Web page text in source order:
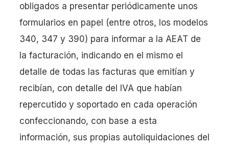
obligados a presentar periódicamente unos
formularios en papel (entre otros, los modelos
340, 347 y 390) para informar a la AEAT de
la facturación, indicando en el mismo el
detalle de todas las facturas que emitían y
recibían, con detalle del IVA que habían
repercutido y soportado en cada operación
confeccionando, con base a esta
información, sus propias autoliquidaciones del